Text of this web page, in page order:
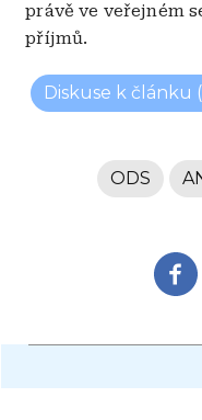
právě ve veřejném
příjmů.
Diskuse k článku
ODS